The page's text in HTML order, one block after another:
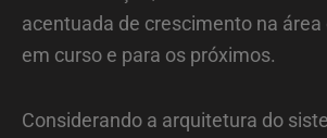
acentuada de crescimento na área
em curso e para os próximos.
Considerando a arquitetura do